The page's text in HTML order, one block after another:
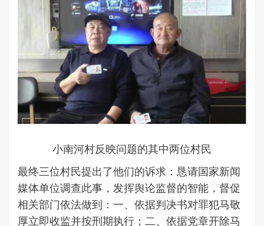
小南河村反映问题的其中两位村民
最终三位村民提出了他们的诉求：恳请国家新闻
媒体单位调查此事，发挥舆论监督的智能，督促
相关部门依法做到：一、依据判决书对罪犯马敬
厚立即收监并按刑期执行；二、依据党章开除马